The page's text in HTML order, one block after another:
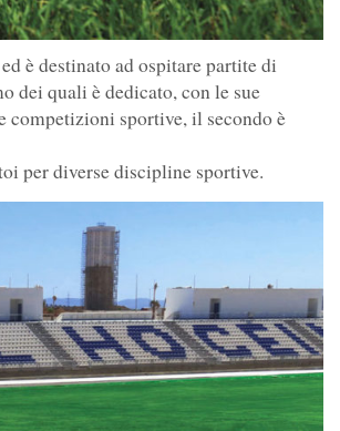
è destinato ad ospitare partite di
dei quali è dedicato, con le sue
competizioni sportive, il secondo è
per diverse discipline sportive.